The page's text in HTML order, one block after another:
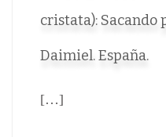
cristata): Sacando
Daimiel. España.
[…]